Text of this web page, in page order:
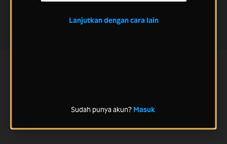
Lanjutkan dengan cara lain
Sudah punya akun? Masuk